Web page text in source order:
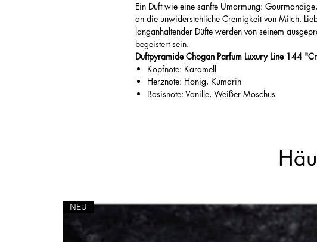
Ein Duft wie eine sanfte Umarmung:
an die unwiderstehliche Cremigkeit von Milch.
langanhaltender Düfte werden von seinem
begeistert sein.
Duftpyramide Chogan Parfum Luxury Line 144
Kopfnote: Karamell
Herznote: Honig, Kumarin
Basisnote: Vanille, Weißer Moschus
NEU